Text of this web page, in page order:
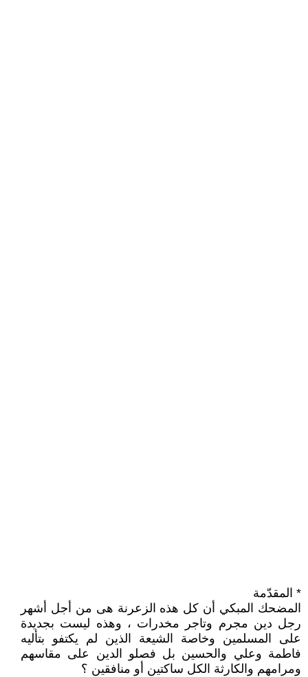
* المقدّمة
المضحك المبكي أن كل هذه الزعرنة هى من أجل أشهر
رجل دين مجرم وتاجر مخدرات ، وهذه ليست بجديدة
على المسلمين وخاصة الشيعة الذين لم يكتفو بتأليه
فاطمة وعلي والحسين بل فصلو الدين على مقاسهم
ومرامهم والكارثة الكل ساكتين أو منافقين ؟